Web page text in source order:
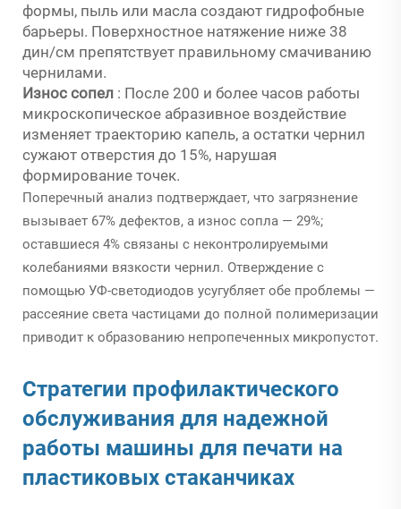
формы, пыль или масла создают гидрофобные
барьеры. Поверхностное натяжение ниже 38
дин/см препятствует правильному смачиванию
чернилами.
Износ сопел : После 200 и более часов работы
микроскопическое абразивное воздействие
изменяет траекторию капель, а остатки чернил
сужают отверстия до 15%, нарушая
формирование точек.
Поперечный анализ подтверждает, что загрязнение
вызывает 67% дефектов, а износ сопла — 29%;
оставшиеся 4% связаны с неконтролируемыми
колебаниями вязкости чернил. Отверждение с
помощью УФ-светодиодов усугубляет обе проблемы —
рассеяние света частицами до полной полимеризации
приводит к образованию непропеченных микропустот.
Стратегии профилактического
обслуживания для надежной
работы машины для печати на
пластиковых стаканчиках